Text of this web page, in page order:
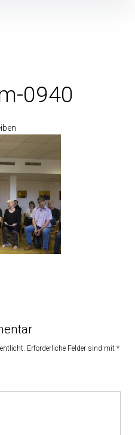
0940
Erforderliche Felder sind mit *